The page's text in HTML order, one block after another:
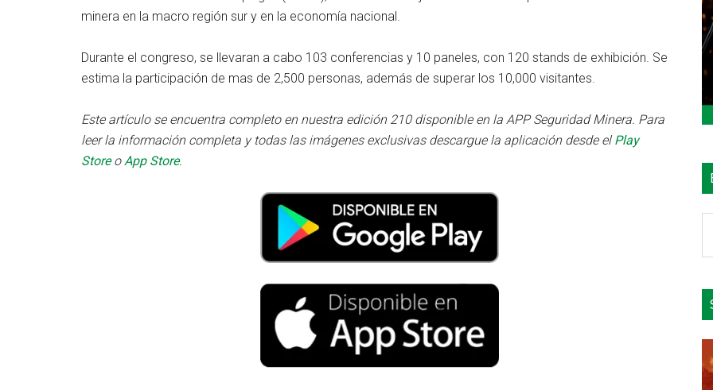
minera en la macro región sur y en la economía nacional.
Durante el congreso, se llevaran a cabo 103 conferencias y 10 paneles, con 120 stands de exhibición. Se
estima la participación de mas de 2,500 personas, además de superar los 10,000 visitantes.
Este artículo se encuentra completo en nuestra edición 210 disponible en la APP Seguridad Minera. Para
leer la información completa y todas las imágenes exclusivas descargue la aplicación desde elPlay
StoreoApp Store.